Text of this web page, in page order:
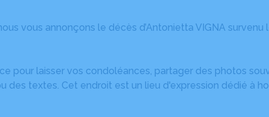
vous annonçons le décès d’Antonietta VIGNA survenu
pour laisser vos condoléances, partager des photos
des textes. Cet endroit est un lieu d'expression dédié à